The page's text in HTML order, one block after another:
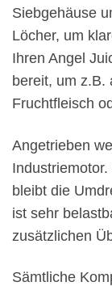
Siebgehäuse
Löcher, um
Ihren Angel
bereit, um z.B.
Fruchtfleisch
Angetrieben
bleibt die
ist sehr
zusätzlichen
Sämtliche